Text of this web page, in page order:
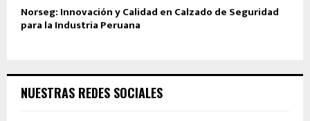
Norseg: Innovación y Calidad en Calzado de Seguridad
para la Industria Peruana
NUESTRAS REDES SOCIALES